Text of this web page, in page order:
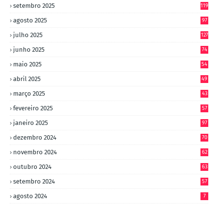
setembro 2025 119
agosto 2025 97
julho 2025 127
junho 2025 74
maio 2025 54
abril 2025 49
março 2025 43
fevereiro 2025 57
janeiro 2025 97
dezembro 2024 70
novembro 2024 62
outubro 2024 63
setembro 2024 57
agosto 2024 7